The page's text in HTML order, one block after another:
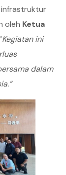
infrastruktur
oleh Ketua
Kegiatan ini
dalam